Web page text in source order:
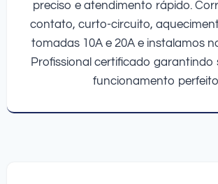
preciso e atendimento rápido.
contato, curto-circuito,
tomadas 10A e 20A e instalamos
Profissional certificado garantindo
funcionamento